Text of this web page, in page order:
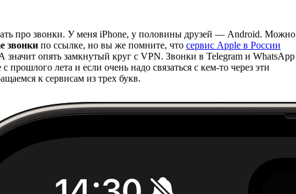
про звонки. У меня iPhone, у половины друзей — Android. Можно
звонки по ссылке, но вы же помните, что сервис Apple в России
значит опять замкнутый круг с VPN. Звонки в Telegram и WhatsApp
прошлого лета и если очень надо связаться с кем-то через эти
к сервисам из трех букв.